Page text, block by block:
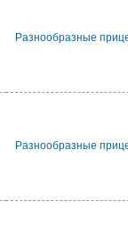
Разнообразные
Разнообразные